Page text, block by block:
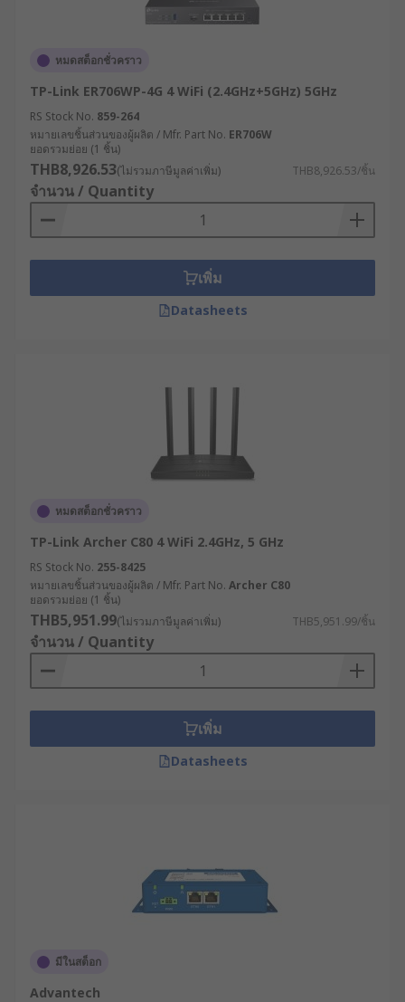
หมดสต็อกชั่วคราว
TP-Link ER706WP-4G 4 WiFi (2.4GHz+5GHz) 5GHz
RS Stock No. 859-264
หมายเลขชิ้นส่วนของผู้ผลิต / Mfr. Part No. ER706W
ยอดรวมย่อย (1 ชิ้น)
THB8,926.53(ไม่รวมภาษีมูลค่าเพิ่ม) THB8,926.53/ชิ้น
จำนวน / Quantity
เพิ่ม
Datasheets
หมดสต็อกชั่วคราว
TP-Link Archer C80 4 WiFi 2.4GHz, 5 GHz
RS Stock No. 255-8425
หมายเลขชิ้นส่วนของผู้ผลิต / Mfr. Part No. Archer C80
ยอดรวมย่อย (1 ชิ้น)
THB5,951.99(ไม่รวมภาษีมูลค่าเพิ่ม) THB5,951.99/ชิ้น
จำนวน / Quantity
เพิ่ม
Datasheets
มีในสต็อก
Advantech